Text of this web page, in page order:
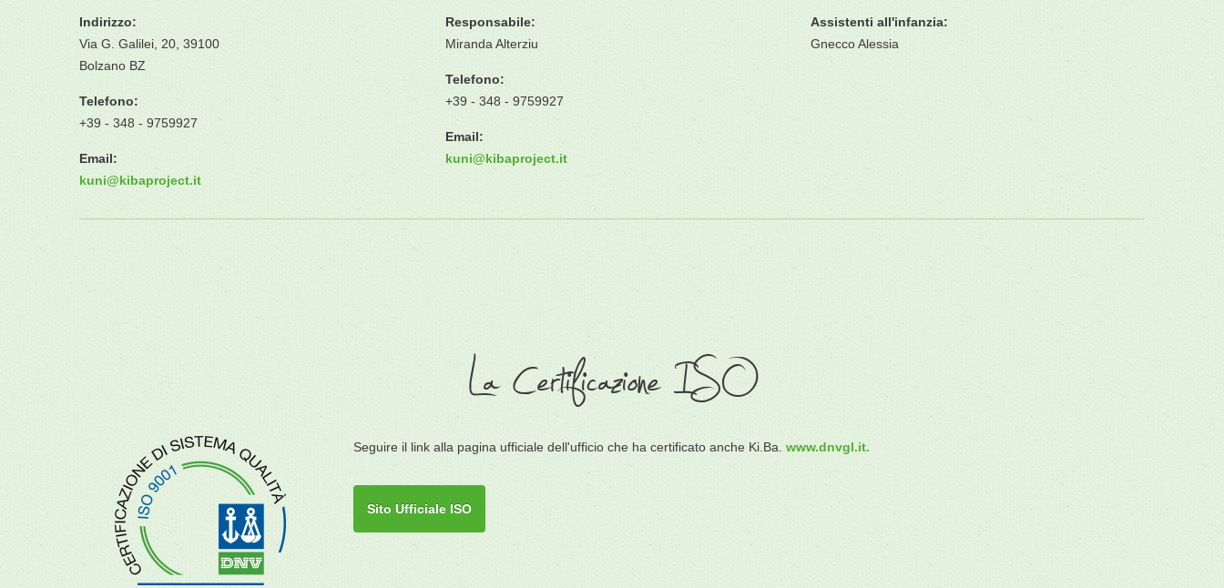
Indirizzo:
Via G. Galilei, 20, 39100
Bolzano BZ
Telefono:
+39 - 348 - 9759927
Email:
kuni@kibaproject.it
Responsabile:
Miranda Alterziu
Telefono:
+39 - 348 - 9759927
Email:
kuni@kibaproject.it
Assistenti all'infanzia:
Gnecco Alessia
La Certificazione ISO
Seguire il link alla pagina ufficiale dell'ufficio che ha certificato anche Ki.Ba.www.dnvgl.it.
Sito Ufficiale ISO